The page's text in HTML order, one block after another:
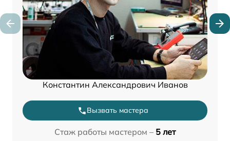
Константин Александрович Иванов
Вызвать мастера
Стаж работы мастером – 5 лет